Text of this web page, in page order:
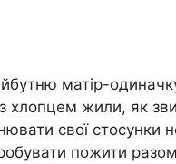
матір-
хлопцем жили, як
свої
пожити